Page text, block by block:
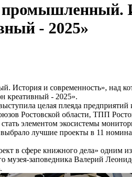
- 2025»
История и современность», над
креативный - 2025».
целая плеяда
Ростовской области, ТПП
стать элементом экосистемы
выбрало лучшие проекты в 11
в сфере книжного дела» одним
музея-заповедника Валерий